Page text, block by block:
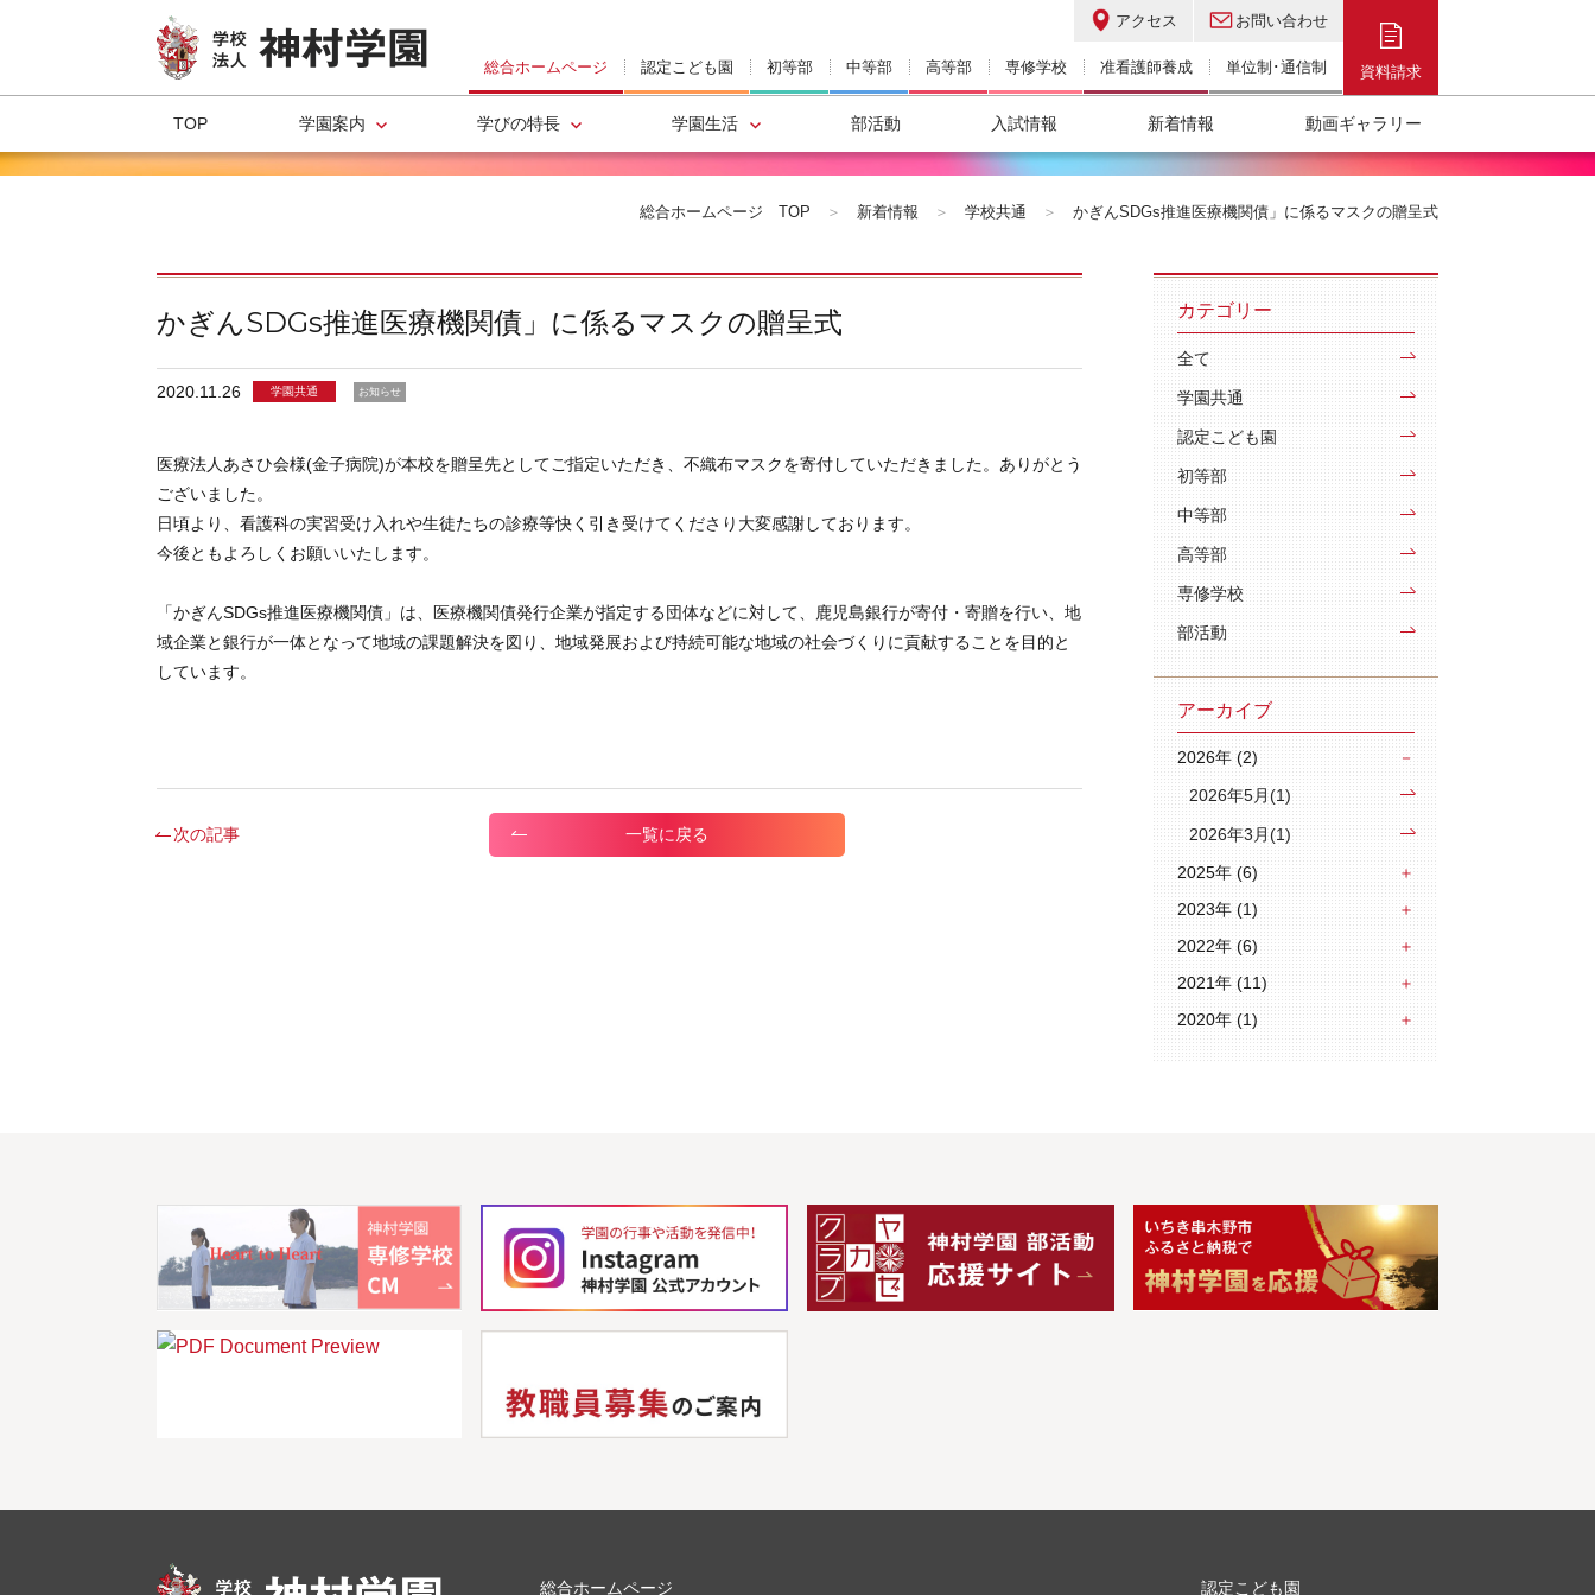
総合ホームページ 認定こども園 初等部 中等部 高等部 専修学校 准看護師養成 単位制･通信制
アクセス お問い合わせ
資料請求
TOP 学園案内 学びの特長 学園生活 部活動 入試情報 新着情報 動画ギャラリー
総合ホームページ TOP ＞ 新着情報 ＞ 学校共通 ＞ かぎんSDGs推進医療機関債」に係るマスクの贈呈式
かぎんSDGs推進医療機関債」に係るマスクの贈呈式
2020.11.26 学園共通 お知らせ
医療法人あさひ会様(金子病院)が本校を贈呈先としてご指定いただき、不織布マスクを寄付していただきました。ありがとう
ございました。
日頃より、看護科の実習受け入れや生徒たちの診療等快く引き受けてくださり大変感謝しております。
今後ともよろしくお願いいたします。
「かぎんSDGs推進医療機関債」は、医療機関債発行企業が指定する団体などに対して、鹿児島銀行が寄付・寄贈を行い、地
域企業と銀行が一体となって地域の課題解決を図り、地域発展および持続可能な地域の社会づくりに貢献することを目的と
しています。
次の記事 一覧に戻る
カテゴリー
全て
学園共通
認定こども園
初等部
中等部
高等部
専修学校
部活動
アーカイブ
2026年 (2)
2026年5月(1)
2026年3月(1)
2025年 (6)
2023年 (1)
2022年 (6)
2021年 (11)
2020年 (1)
総合ホームページ 認定こども園